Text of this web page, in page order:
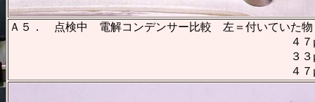
Ａ５． 点検中 電解コンデンサー比較 左＝付いていた
４７μ＋４７μ/５００Ｖ １
３３μ＋３３μ/５００Ｖ １
４７μ＋４７μ/１６０Ｖ ４７μ＋